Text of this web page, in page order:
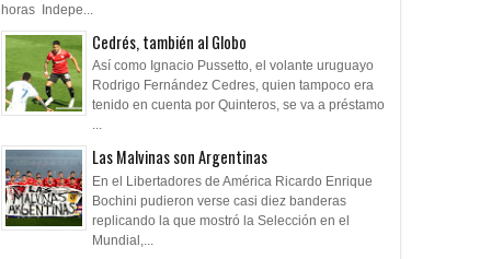
horas Indepe...
Cedrés, también al Globo
Así como Ignacio Pussetto, el volante uruguayo
Rodrigo Fernández Cedres, quien tampoco era
tenido en cuenta por Quinteros, se va a préstamo
...
Las Malvinas son Argentinas
En el Libertadores de América Ricardo Enrique
Bochini pudieron verse casi diez banderas
replicando la que mostró la Selección en el
Mundial,...